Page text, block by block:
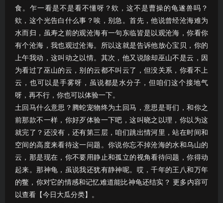
食。乍一看是不是看不懂呀？欸，这不是曹操的龟遂兽吗？
欸，这个光告白什么事？唉，别急。首先，他说曾经沧海难为
水而归，虽寿之前的观沧海有一句东临皆是以观沧海，你看你
有个沧海，我也观过沧海。所以这就是告诉他放心宝贝，你的
上午我动，这叫动之以情。其次，他又说除却巫山不是云，因
为看过了巫山的云，别的云都不叫云了，但没关系，你看不上
云，也可以是手雾呀，虽说都是水分子，但咱们这个接地气
呀，再不行，你也可以体验一下。
土回马什么意思？腾蛇宠物终为土回马，意思是哥们，和你之
前那款不一样，你好歹体验一下吧，这叫晓之以理，你以为这
就完了？还没有，还有第三层，咱们跳出情河里，站在时间和
空间的高度来看待这一问题。你说你忘不掉沧海的水和乌山的
云，那是现在，你不要用静止和孤立的视角看待问题，你得动
起来。那神龟，虽说我还犹有静神呢。哎，千年的王八和万年
的鳖，你对它的情感和记忆难道能比神龟还结实？ 更多内容可
以查看【今日大瓜分类】。